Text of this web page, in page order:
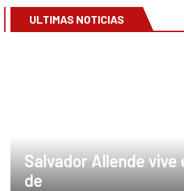
ULTIMAS NOTICIAS
Salvador Allende vive
de